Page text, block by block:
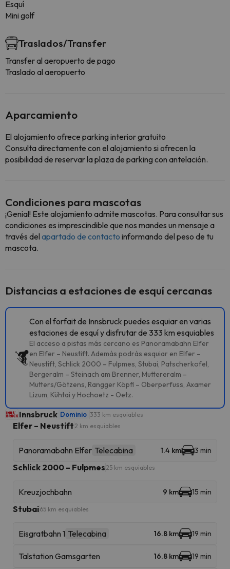
Esquí
Mini golf
Traslados/Transfer
Transfer al aeropuerto de pago
Traslado al aeropuerto
Aparcamiento
El alojamiento ofrece parking interior gratuito
Consulta directamente con el alojamiento si ofrecen la
posibilidad de reservar la plaza de parking con antelación.
Condiciones para mascotas
¡Genial! Este alojamiento admite mascotas. Para consultar sus
condiciones es imprescindible que nos mandes un mensaje a
través del apartado de contacto informando del peso de tu
mascota.
Distancias a estaciones de esquí cercanas
Con el forfait de Innsbruck puedes esquiar en varias
estaciones de esquí y disfrutar de 333 km esquiables
El acceso a pistas más cercano es Panoramabahn Elfer
en Elfer – Neustift. Además podrás esquiar en Elfer –
Neustift, Schlick 2000 – Fulpmes, Stubai, Patscherkofel,
Bergeralm – Steinach am Brenner, Muttereralm –
Mutters/Götzens, Rangger Köpfl – Oberperfuss, Axamer
Lizum, Kühtai y Hochoetz - Oetz.
Innsbruck Dominio 333 km esquiables
Elfer – Neustift 2 km esquiables
Panoramabahn Elfer Telecabina 1.4 km 3 min
Schlick 2000 – Fulpmes 25 km esquiables
Kreuzjochbahn 9 km 15 min
Stubai65 km esquiables
Eisgratbahn 1 Telecabina 16.8 km 19 min
Talstation Gamsgarten 16.8 km 19 min